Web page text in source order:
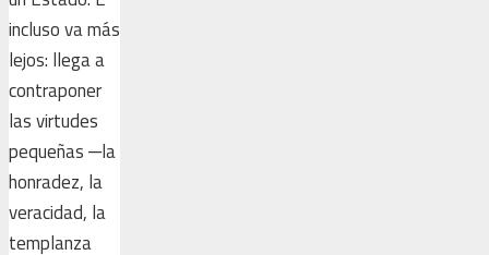
incluso va más
lejos: llega a
contraponer
las virtudes
pequeñas ─la
honradez, la
veracidad, la
templanza